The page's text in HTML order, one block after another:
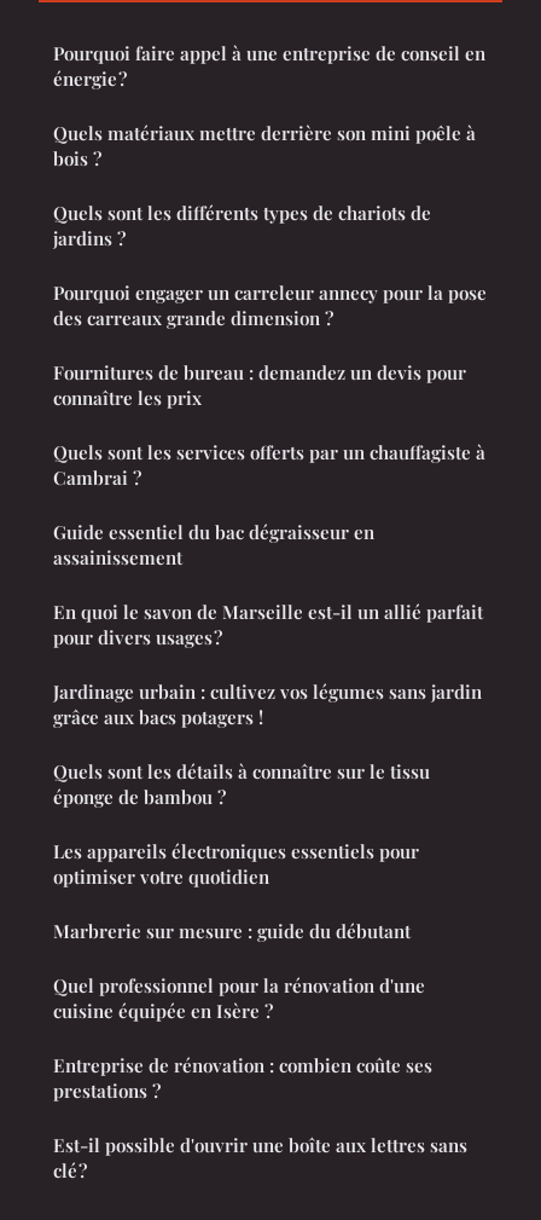
Pourquoi faire appel à une entreprise de conseil en
énergie ?
Quels matériaux mettre derrière son mini poêle à
bois ?
Quels sont les différents types de chariots de
jardins ?
Pourquoi engager un carreleur annecy pour la pose
des carreaux grande dimension ?
Fournitures de bureau : demandez un devis pour
connaître les prix
Quels sont les services offerts par un chauffagiste à
Cambrai ?
Guide essentiel du bac dégraisseur en
assainissement
En quoi le savon de Marseille est-il un allié parfait
pour divers usages ?
Jardinage urbain : cultivez vos légumes sans jardin
grâce aux bacs potagers !
Quels sont les détails à connaître sur le tissu
éponge de bambou ?
Les appareils électroniques essentiels pour
optimiser votre quotidien
Marbrerie sur mesure : guide du débutant
Quel professionnel pour la rénovation d'une
cuisine équipée en Isère ?
Entreprise de rénovation : combien coûte ses
prestations ?
Est-il possible d'ouvrir une boîte aux lettres sans
clé ?